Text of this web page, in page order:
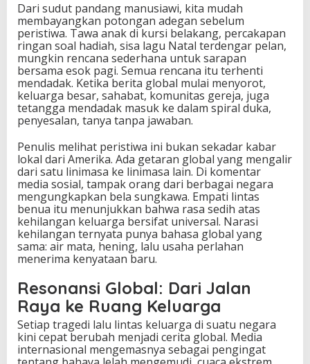
Dari sudut pandang manusiawi, kita mudah
membayangkan potongan adegan sebelum
peristiwa. Tawa anak di kursi belakang, percakapan
ringan soal hadiah, sisa lagu Natal terdengar pelan,
mungkin rencana sederhana untuk sarapan
bersama esok pagi. Semua rencana itu terhenti
mendadak. Ketika berita global mulai menyorot,
keluarga besar, sahabat, komunitas gereja, juga
tetangga mendadak masuk ke dalam spiral duka,
penyesalan, tanya tanpa jawaban.
Penulis melihat peristiwa ini bukan sekadar kabar
lokal dari Amerika. Ada getaran global yang mengalir
dari satu linimasa ke linimasa lain. Di komentar
media sosial, tampak orang dari berbagai negara
mengungkapkan bela sungkawa. Empati lintas
benua itu menunjukkan bahwa rasa sedih atas
kehilangan keluarga bersifat universal. Narasi
kehilangan ternyata punya bahasa global yang
sama: air mata, hening, lalu usaha perlahan
menerima kenyataan baru.
Resonansi Global: Dari Jalan
Raya ke Ruang Keluarga
Setiap tragedi lalu lintas keluarga di suatu negara
kini cepat berubah menjadi cerita global. Media
internasional mengemasnya sebagai pengingat